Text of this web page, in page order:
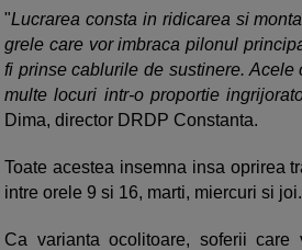
"Lucrarea consta in ridicarea si
grele care vor imbraca pilonul
fi prinse cablurile de sustinere. Acele
multe locuri intr-o proportie
Dima, director DRDP Constanta.
Toate acestea insemna insa oprirea
intre orele 9 si 16, marti, miercuri si joi.
Ca varianta ocolitoare, soferii